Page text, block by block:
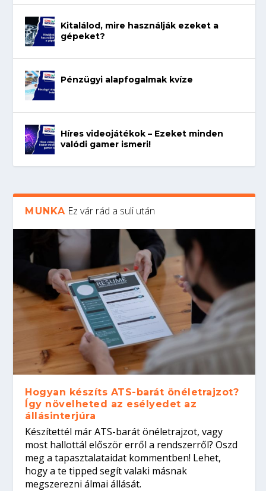
Kitalálod, mire használják ezeket a
gépeket?
Pénzügyi alapfogalmak kvíze
Híres videojátékok – Ezeket minden
valódi gamer ismeri!
MUNKA Ez vár rád a suli után
Hogyan készíts ATS-barát önéletrajzot?
Így növelheted az esélyedet az
állásinterjúra
Készítettél már ATS-barát önéletrajzot, vagy
most hallottál először erről a rendszerről? Oszd
meg a tapasztalataidat kommentben! Lehet,
hogy a te tipped segít valaki másnak
megszerezni álmai állását.